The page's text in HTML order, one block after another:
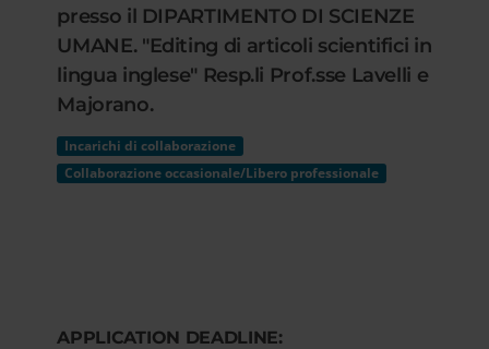
presso il DIPARTIMENTO DI SCIENZE
UMANE. "Editing di articoli scientifici in
lingua inglese" Resp.li Prof.sse Lavelli e
Majorano.
Incarichi di collaborazione
Collaborazione occasionale/Libero professionale
APPLICATION DEADLINE: